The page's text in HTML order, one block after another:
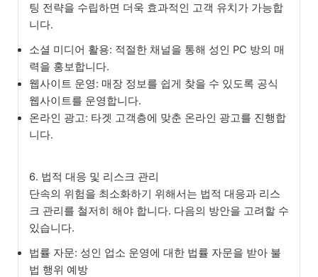
팅 전략을 수립하면 더욱 효과적인 고객 유치가 가능합
니다.
소셜 미디어 활용: 적절한 채널을 통해 성인 PC 방의 매
력을 홍보합니다.
웹사이트 운영: 매장 정보를 쉽게 찾을 수 있도록 공식
웹사이트를 운영합니다.
온라인 광고: 타겟 고객층에 맞춘 온라인 광고를 진행합
니다.
6. 법적 대응 및 리스크 관리
단속의 위험을 최소화하기 위해서는 법적 대응과 리스
크 관리를 철저히 해야 합니다. 다음의 방안을 고려할 수
있습니다.
법률 자문: 성인 업소 운영에 대한 법률 자문을 받아 불
법 행위 예방